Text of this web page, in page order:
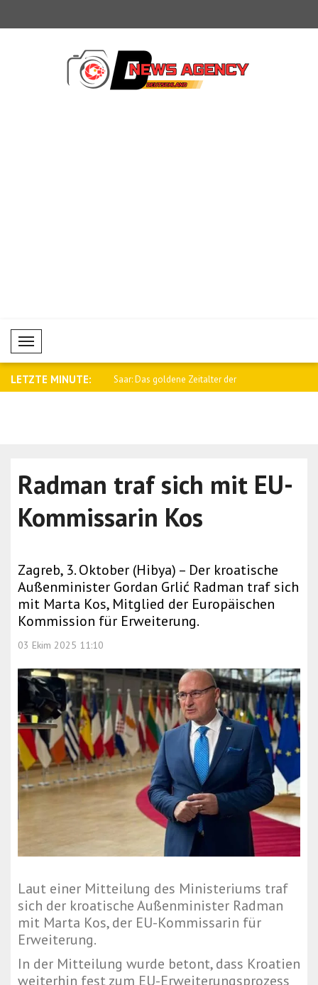
Mobil Menü
LETZTE MINUTE:
an den Saar: Das goldene Zeitalter der
Radman traf sich mit EU-
Kommissarin Kos
Zagreb, 3. Oktober (Hibya) – Der kroatische
Außenminister Gordan Grlić Radman traf sich
mit Marta Kos, Mitglied der Europäischen
Kommission für Erweiterung.
03 Ekim 2025 11:10
Laut einer Mitteilung des Ministeriums traf
sich der kroatische Außenminister Radman
mit Marta Kos, der EU-Kommissarin für
Erweiterung.
In der Mitteilung wurde betont, dass Kroatien
weiterhin fest zum EU-Erweiterungsprozess